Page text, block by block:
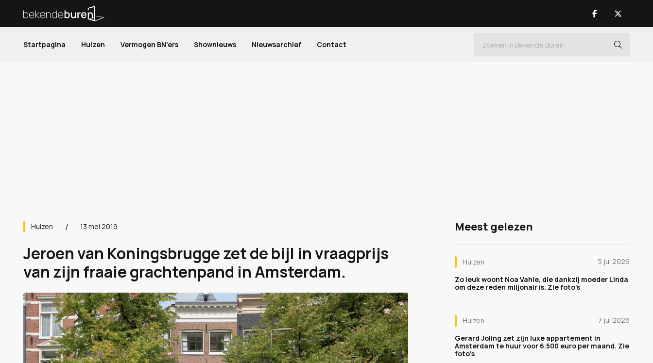
Startpagina Huizen Vermogen BN'ers Shownieuws Nieuwsarchief Contact
Huizen 13 mei 2019
Jeroen van Koningsbrugge zet de bijl in vraagprijs
van zijn fraaie grachtenpand in Amsterdam.
Meest gelezen
Huizen
5 jul 2026
Zo leuk woont Noa Vahle, die dankzij moeder Linda
om deze reden miljonair is. Zie foto's
Huizen
7 jul 2026
Gerard Joling zet zijn luxe appartement in
Amsterdam te huur voor 6.500 euro per maand. Zie
foto's